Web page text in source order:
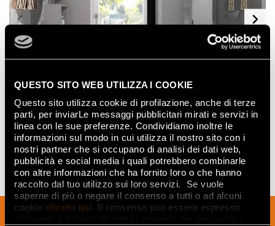
QUESTO SITO WEB UTILIZZA I COOKIE
Questo sito utilizza cookie di profilazione, anche di terze
parti, per inviarLe messaggi pubblicitari mirati e servizi in
linea con le sue preferenze. Condividiamo inoltre le
informazioni sul modo in cui utilizza il nostro sito con i
nostri partner che si occupano di analisi dei dati web,
pubblicità e social media i quali potrebbero combinarle
con altre informazioni che ha fornito loro o che hanno
raccolto dal tuo utilizzo sui loro servizi. Se vuole
saperne di più o negare il consenso a tutti o ad alcuni
cookie clicchi qui. Il consenso può essere espresso
Подпишитесь на нашу рассылку, чтобы